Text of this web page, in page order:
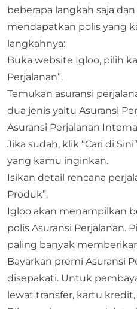
beberapa langkah saja
mendapatkan polis yang
langkahnya:
Buka website Igloo, pilih
Perjalanan”.
Temukan asuransi
dua jenis yaitu Asuransi
Asuransi Perjalanan
Jika sudah, klik “Cari di
yang kamu inginkan.
Isikan detail rencana
Produk”.
Igloo akan menampilkan
polis Asuransi Perjalanan.
paling banyak
Bayarkan premi Asuransi
disepakati. Untuk
lewat transfer, kartu